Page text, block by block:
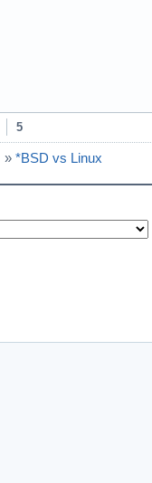
5
» *BSD vs Linux